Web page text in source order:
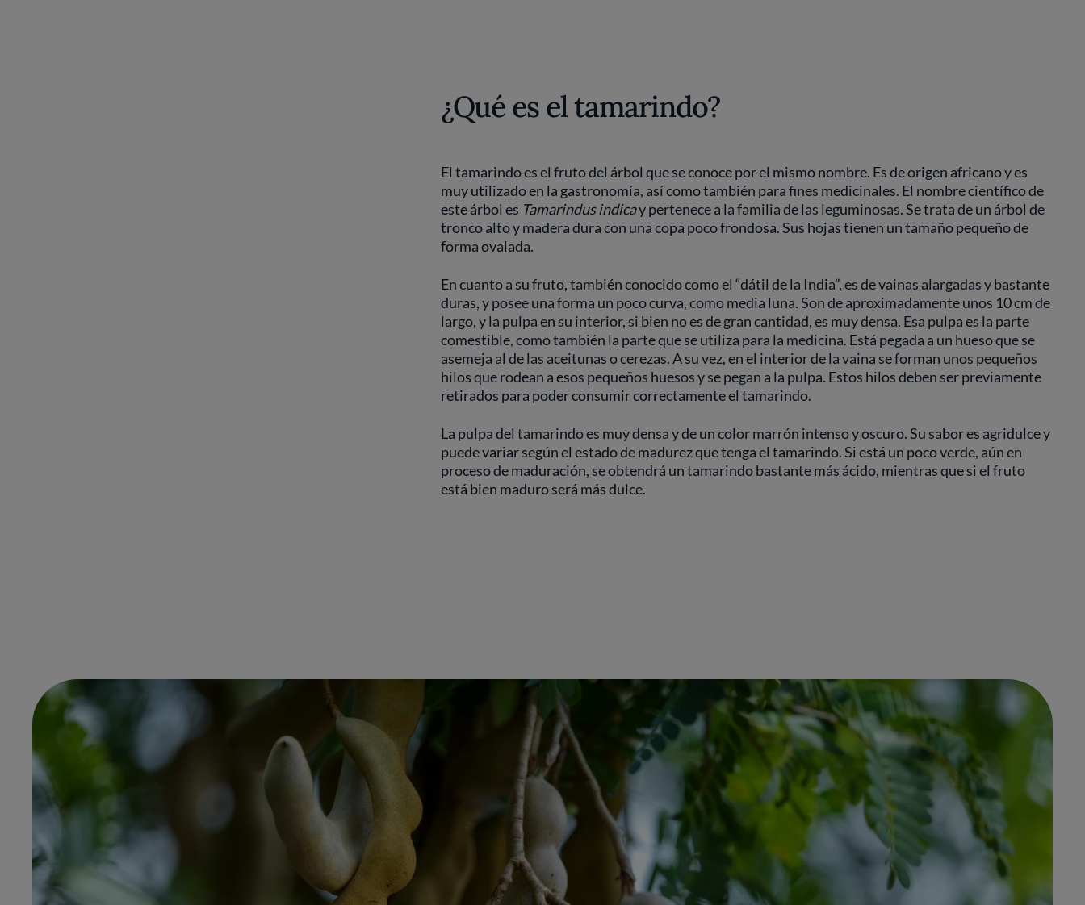
¿Qué es el tamarindo?
El tamarindo es el fruto del árbol que se conoce por el mismo nombre. Es de origen africano y es
muy utilizado en la gastronomía, así como también para fines medicinales. El nombre científico de
este árbol es Tamarindus indicay pertenece a la familia de las leguminosas. Se trata de un árbol de
tronco alto y madera dura con una copa poco frondosa. Sus hojas tienen un tamaño pequeño de
forma ovalada.
En cuanto a su fruto, también conocido como el “dátil de la India”, es de vainas alargadas y bastante
duras, y posee una forma un poco curva, como media luna. Son de aproximadamente unos 10 cm de
largo, y la pulpa en su interior, si bien no es de gran cantidad, es muy densa. Esa pulpa es la parte
comestible, como también la parte que se utiliza para la medicina. Está pegada a un hueso que se
asemeja al de las aceitunas o cerezas. A su vez, en el interior de la vaina se forman unos pequeños
hilos que rodean a esos pequeños huesos y se pegan a la pulpa. Estos hilos deben ser previamente
retirados para poder consumir correctamente el tamarindo.
La pulpa del tamarindo es muy densa y de un color marrón intenso y oscuro. Su sabor es agridulce y
puede variar según el estado de madurez que tenga el tamarindo. Si está un poco verde, aún en
proceso de maduración, se obtendrá un tamarindo bastante más ácido, mientras que si el fruto
está bien maduro será más dulce.